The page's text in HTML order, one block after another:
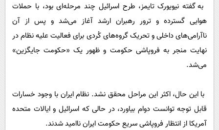
به گفته نیویورک تایمز، طرح اسرائیل چند مرحله‌ای بود، با حملات
هوایی گسترده و ترور رهبران ارشد آغاز می‌شد و پس از آن
ناآرامی‌های داخلی و تحریک گروه‌های کُردی برای فعالیت علیه نظام در
نهایت منجر به فروپاشی حکومت و ظهور یک «حکومت جایگزین»
می‌شد.
با این حال، اکثر این مراحل محقق نشد. نظام ایران با وجود خسارات
قابل توجه توانست دوام بیاورد، در حالی که اسرائیل و ایالات متحده
آمریکا از انتظار فروپاشی سریع حکومت ایران ناامید شدند.